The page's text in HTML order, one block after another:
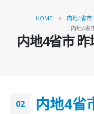
HOME 内地4省市
内地4省
内地4省市
02
内地4省